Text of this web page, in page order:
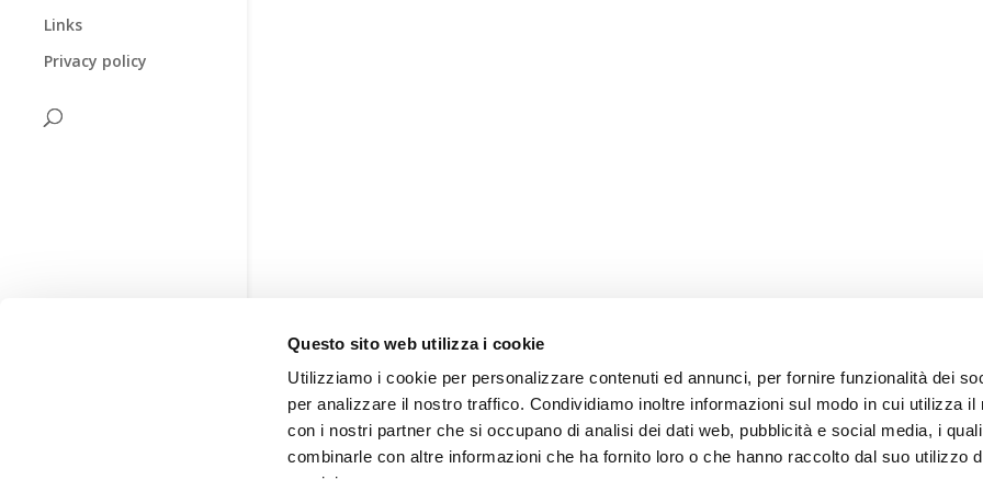
Questo sito web utilizza i cookie
Utilizziamo i cookie per personalizzare contenuti ed annunci, per fornire funzionalità dei
per analizzare il nostro traffico. Condividiamo inoltre informazioni sul modo in cui utilizza il
con i nostri partner che si occupano di analisi dei dati web, pubblicità e social media, i
combinarle con altre informazioni che ha fornito loro o che hanno raccolto dal suo utilizzo
Links
Privacy policy